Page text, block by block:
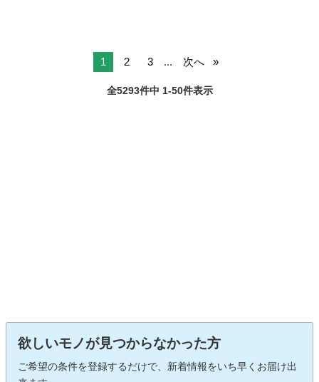
1 2 3 ... 次へ
全5293件中 1-50件表示
欲しいモノが見つからなかった方
ご希望の条件を登録するだけで、新着情報をいち早くお届け出